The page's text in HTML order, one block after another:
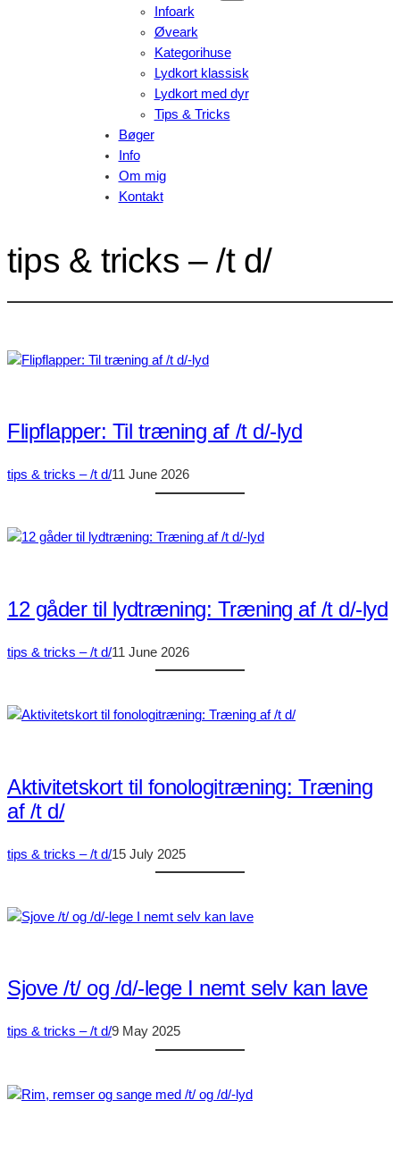
Infoark
Øveark
Kategorihuse
Lydkort klassisk
Lydkort med dyr
Tips & Tricks
Bøger
Info
Om mig
Kontakt
tips & tricks – /t d/
Flipflapper: Til træning af /t d/-lyd
tips & tricks – /t d/11 June 2026
12 gåder til lydtræning: Træning af /t d/-lyd
tips & tricks – /t d/11 June 2026
Aktivitetskort til fonologitræning: Træning
af /t d/
tips & tricks – /t d/15 July 2025
Sjove /t/ og /d/-lege I nemt selv kan lave
tips & tricks – /t d/9 May 2025